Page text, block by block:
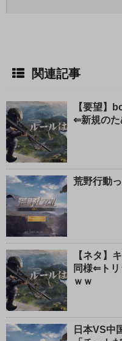
関連記事
【要望】
⇐新規のた
荒野行動
【ネタ】
同様⇐トリ
ｗｗ
日本VS中